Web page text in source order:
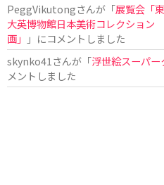
PeggVikutongさんが「展覧会「
大英博物館日本美術コレクショ
画」
」にコメントしました
skynko41 さんが「浮世絵スーパ
メントしました